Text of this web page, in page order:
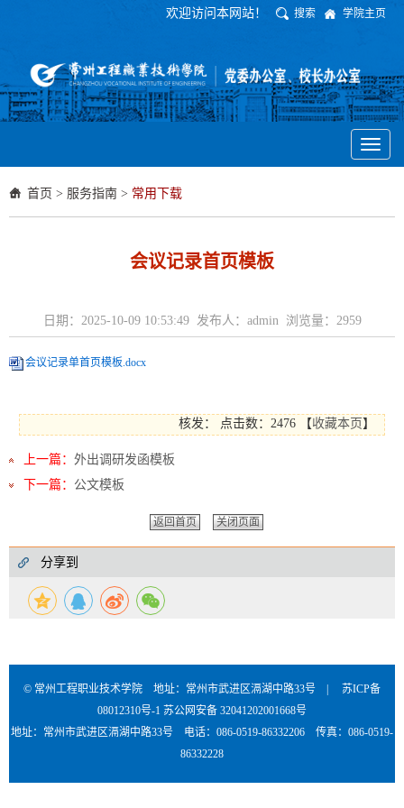
欢迎访问本网站！ 搜索 学院主页
Toggle
首页 > 服务指南 > 常用下载
会议记录首页模板
日期：2025-10-09 10:53:49 发布人：admin 浏览量： 2959
会议记录单首页模板.docx
核发： 点击数：2476 【收藏本页】
上一篇： 外出调研发函模板
下一篇： 公文模板
返回首页 关闭页面
分享到
© 常州工程职业技术学院 地址：常州市武进区滆湖中路33号 | 苏ICP备
08012310号-1 苏公网安备 32041202001668号
地址：常州市武进区滆湖中路33号 电话：086-0519-86332206 传真：086-0519-
86332228